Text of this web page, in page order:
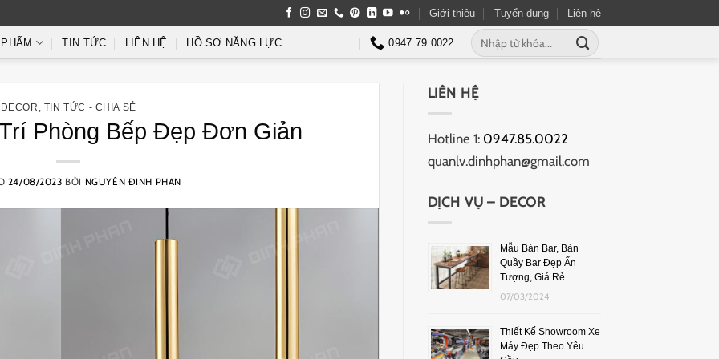
Giới thiệu Tuyển dụng Liên hệ
TIN TỨC LIÊN HỆ HỒ SƠ NĂNG LỰC 0947.79.0022
DECOR TIN TỨC - CHIA SẺ
Phòng Bếp Đẹp Đơn Giản
24/08/2023 BỞI NGUYÊN ĐINH PHAN
LIÊN HỆ
Hotline 1: 0947.85.0022
quanlv.dinhphan@gmail.com
DỊCH VỤ – DECOR
Mẫu Bàn Bar, Bàn
Quầy Bar Đẹp Ấn
Tượng, Giá Rẻ
07/03/2024
Thiết Kế Showroom Xe
Máy Đẹp Theo Yêu